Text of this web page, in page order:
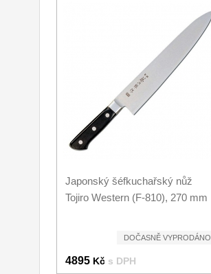
Japonský šéfkuchařský nůž
Tojiro Western (F-810), 270 mm
DOČASNĚ VYPRODÁNO
4895 Kč s DPH